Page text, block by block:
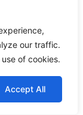
our traffic.
of cookies.
Accept All
de Chine
en copie
aux
de